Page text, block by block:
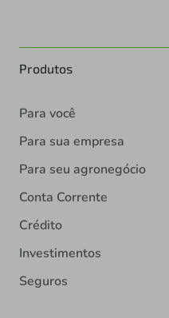
Produtos
Para você
Para sua empresa
Para seu agronegócio
Conta Corrente
Crédito
Investimentos
Seguros